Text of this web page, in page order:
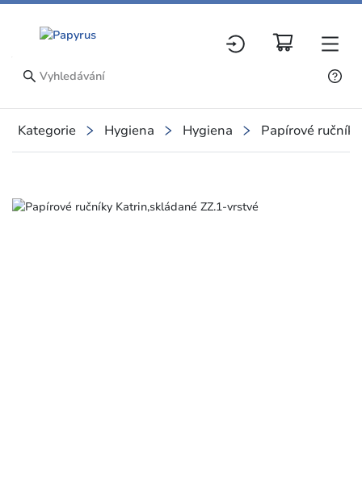
Kategorie Hygiena Hygiena Papírové ručníky
Slide 1 of 2